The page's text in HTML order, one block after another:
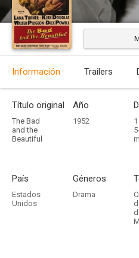
Información Trailers
Título original
The Bad
and the
Beautiful
Año
1952
País
Estados
Unidos
Géneros
Drama